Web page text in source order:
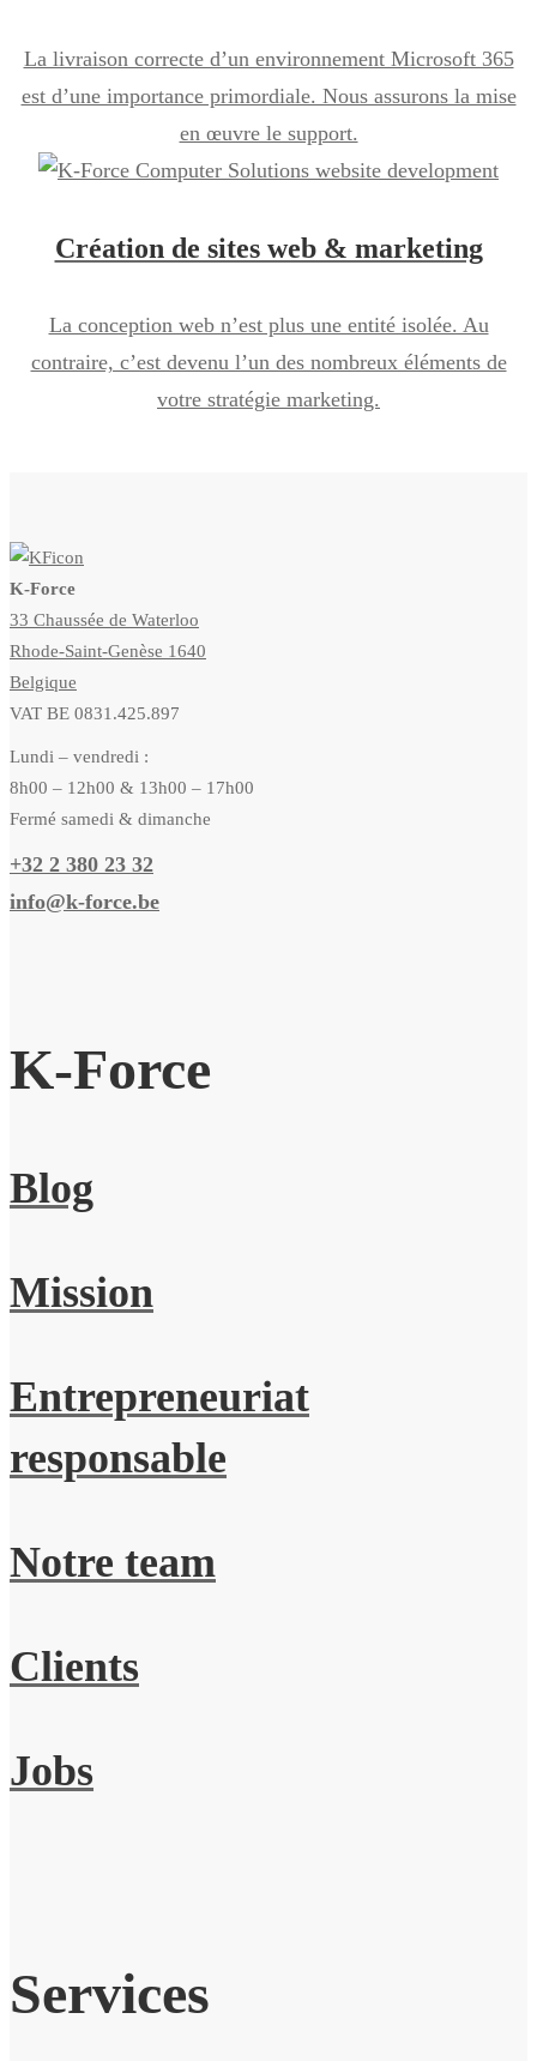
La livraison correcte d’un environnement Microsoft 365
est d’une importance primordiale. Nous assurons la mise
en œuvre le support.
Création de sites web & marketing
La conception web n’est plus une entité isolée. Au
contraire, c’est devenu l’un des nombreux éléments de
votre stratégie marketing.
K-Force
33 Chaussée de Waterloo
Rhode-Saint-Genèse 1640
Belgique
VAT BE 0831.425.897
Lundi – vendredi :
8h00 – 12h00 & 13h00 – 17h00
Fermé samedi & dimanche
+32 2 380 23 32
info@k-force.be
K-Force
Blog
Mission
Entrepreneuriat
responsable
Notre team
Clients
Jobs
Services